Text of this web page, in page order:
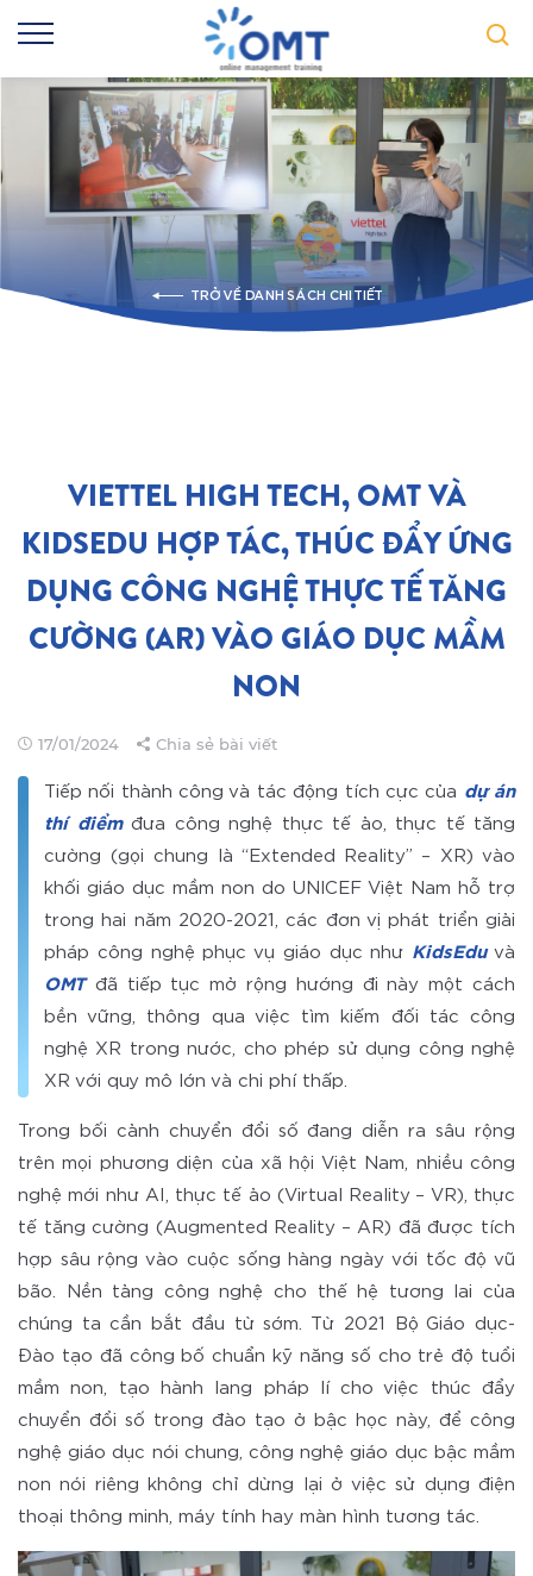
TRỞ VỀ DANH SÁCH CHI TIẾT
VIETTEL HIGH TECH, OMT VÀ
KIDSEDU HỢP TÁC, THÚC ĐẨY ỨNG
DỤNG CÔNG NGHỆ THỰC TẾ TĂNG
CƯỜNG (AR) VÀO GIÁO DỤC MẦM
NON
17/01/2024 Chia sẻ bài viết
Tiếp nối thành công và tác động tích cực của dự án
thí điểmđưa công nghệ thực tế ảo, thực tế tăng
cường (gọi chung là “Extended Reality” – XR) vào
khối giáo dục mầm non do UNICEF Việt Nam hỗ trợ
trong hai năm 2020-2021, các đơn vị phát triển giải
pháp công nghệ phục vụ giáo dục như KidsEduvà
OMTđã tiếp tục mở rộng hướng đi này một cách
bền vững, thông qua việc tìm kiếm đối tác công
nghệ XR trong nước, cho phép sử dụng công nghệ
XR với quy mô lớn và chi phí thấp.
Trong bối cảnh chuyển đổi số đang diễn ra sâu rộng
trên mọi phương diện của xã hội Việt Nam, nhiều công
nghệ mới như AI, thực tế ảo (Virtual Reality – VR), thực
tế tăng cường (Augmented Reality – AR) đã được tích
hợp sâu rộng vào cuộc sống hàng ngày với tốc độ vũ
bão. Nền tảng công nghệ cho thế hệ tương lai của
chúng ta cần bắt đầu từ sớm. Từ 2021 Bộ Giáo dục-
Đào tạo đã công bố chuẩn kỹ năng số cho trẻ độ tuổi
mầm non, tạo hành lang pháp lí cho việc thúc đẩy
chuyển đổi số trong đào tạo ở bậc học này, để công
nghệ giáo dục nói chung, công nghệ giáo dục bậc mầm
non nói riêng không chỉ dừng lại ở việc sử dụng điện
thoại thông minh, máy tính hay màn hình tương tác.